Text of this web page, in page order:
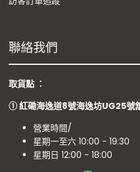
聯絡我們
取貨點 ：
①紅磡海逸道8號海逸坊UG25號
營業時間/
星期一至六 10:00 - 19:30
星期日 12:00 - 18:00